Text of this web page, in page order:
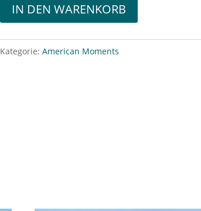
IN DEN WARENKORB
Kategorie:American Moments